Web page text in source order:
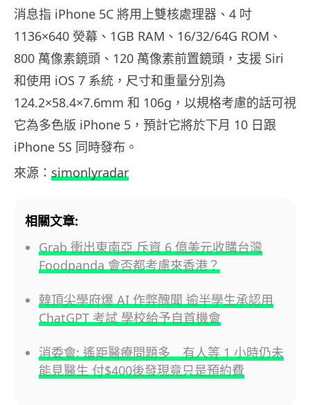
消息指 iPhone 5C 將用上雙核處理器、4 吋
1136×640 熒幕、1GB RAM、16/32/64G ROM、
800 萬像素鏡頭、120 萬像素前置鏡頭，支援 Siri
和使用 iOS 7 系統，尺寸和重量分別為
124.2×58.4×7.6mm 和 106g，以規格考慮的話可視
它為多色版 iPhone 5，預計它將於下月 10 日跟
iPhone 5S 同時發布。
來源： simonlyradar
相關文章:
Grab 衝出東南亞 斥資 6 億美元收購台灣
Foodpanda 會否都考慮來香港？
韓頂尖學府爆 AI 作弊醜聞 逾半學生承認用
ChatGPT 考試 學校給予自首機會
消委會: 遙距醫療問題多 有人等 1 小時仍未
能見醫生 付$400後發現竟只是預約費